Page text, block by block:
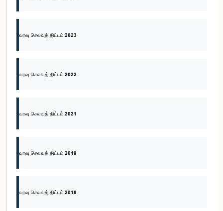
வரவு செலவுத் திட்டம் 2023
வரவு செலவுத் திட்டம் 2022
வரவு செலவுத் திட்டம் 2021
வரவு செலவுத் திட்டம் 2019
வரவு செலவுத் திட்டம் 2018